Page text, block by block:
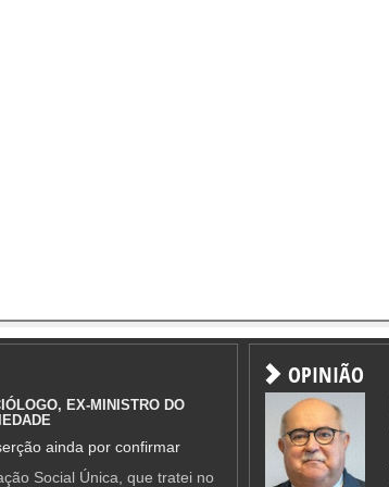
EX-MINISTRO DO
ainda por confirmar
Social Única, que tratei no
OPINIÃO